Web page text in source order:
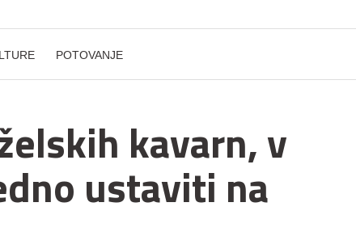
POTOVANJE
kavarn, v
ustaviti na